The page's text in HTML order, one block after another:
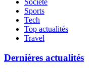
Société
Sports
Tech
Top actualités
Travel
Dernières actualités